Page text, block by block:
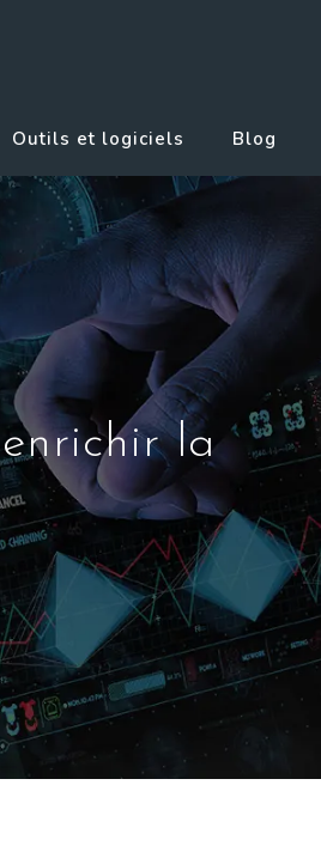
Outils et logiciels Blog
la